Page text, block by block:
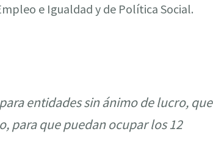
e Igualdad y de Política Social.
entidades sin ánimo de lucro, que
para que puedan ocupar los 12